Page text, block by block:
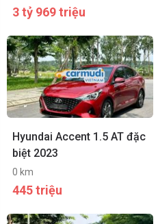
3 tỷ 969 triệu
Hyundai Accent 1.5 AT đặc
biệt 2023
0 km
445 triệu